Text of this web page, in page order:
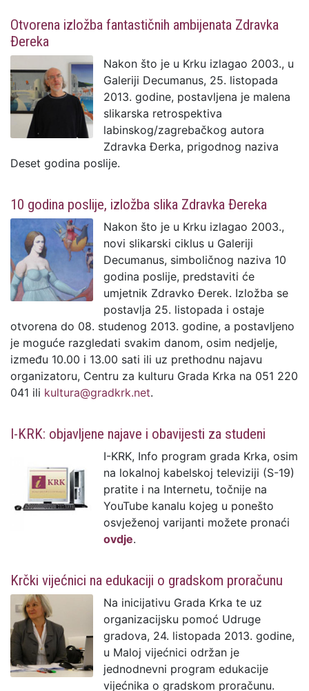
Otvorena izložba fantastičnih ambijenata Zdravka
Đereka
Nakon što je u Krku izlagao 2003., u
Galeriji Decumanus, 25. listopada
2013. godine, postavljena je malena
slikarska retrospektiva
labinskog/zagrebačkog autora
Zdravka Đerka, prigodnog naziva
Deset godina poslije.
10 godina poslije, izložba slika Zdravka Đereka
Nakon što je u Krku izlagao 2003.,
novi slikarski ciklus u Galeriji
Decumanus, simboličnog naziva 10
godina poslije, predstaviti će
umjetnik Zdravko Đerek. Izložba se
postavlja 25. listopada i ostaje
otvorena do 08. studenog 2013. godine, a postavljeno
je moguće razgledati svakim danom, osim nedjelje,
između 10.00 i 13.00 sati ili uz prethodnu najavu
organizatoru, Centru za kulturu Grada Krka na 051 220
041 ili kultura@gradkrk.net.
I-KRK: objavljene najave i obavijesti za studeni
I-KRK, Info program grada Krka, osim
na lokalnoj kabelskoj televiziji (S-19)
pratite i na Internetu, točnije na
YouTube kanalu kojeg u ponešto
osvježenoj varijanti možete pronaći
ovdje.
Krčki vijećnici na edukaciji o gradskom proračunu
Na inicijativu Grada Krka te uz
organizacijsku pomoć Udruge
gradova, 24. listopada 2013. godine,
u Maloj vijećnici održan je
jednodnevni program edukacije
vijećnika o gradskom proračunu.